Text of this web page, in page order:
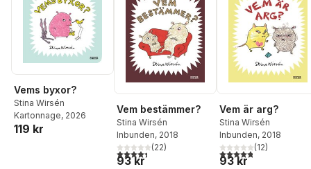
Vems byxor?
Stina Wirsén
Kartonnage, 2026
119 kr
Vem bestämmer?
Stina Wirsén
Inbunden, 2018
4,4utav 5 stjärnor. Totalt antal röster:
(22)
93 kr
Vem är arg?
Stina Wirsén
Inbunden, 2018
4,8utav 5 stjärnor.
(12)
93 kr